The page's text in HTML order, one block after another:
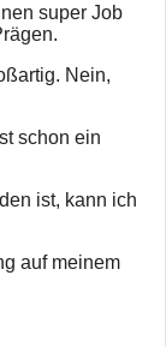
super Job
Nein,
schon ein
ist, kann ich
auf meinem